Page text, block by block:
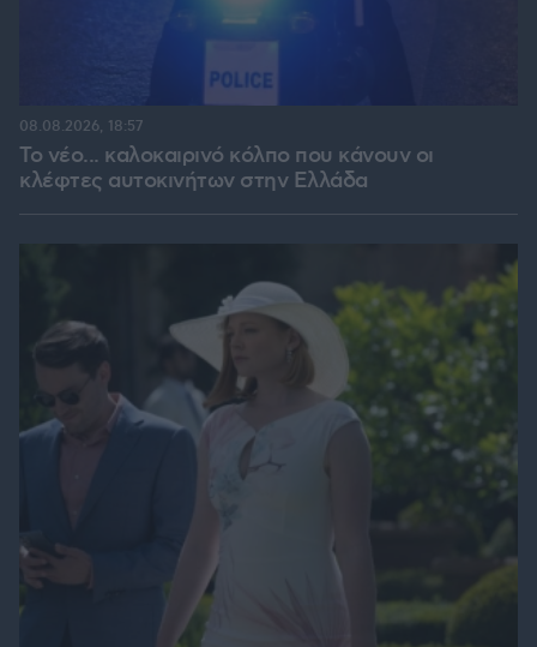
Το νέο... καλοκαιρινό κόλπο που κάνουν οι
κλέφτες αυτοκινήτων στην Ελλάδα
08.08.2026, 18:57